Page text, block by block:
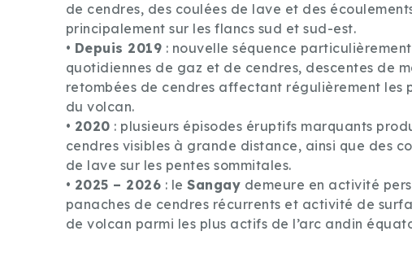
de cendres, des coulées de lave et des
principalement sur les flancs sud et sud-est.
• Depuis 2019 : nouvelle séquence
quotidiennes de gaz et de cendres, descentes de
retombées de cendres affectant régulièrement les
du volcan.
• 2020 : plusieurs épisodes éruptifs marquants
cendres visibles à grande distance, ainsi que des
de lave sur les pentes sommitales.
• 2025 – 2026 : leSangay demeure en activité
panaches de cendres récurrents et activité de
de volcan parmi les plus actifs de l’arc andin